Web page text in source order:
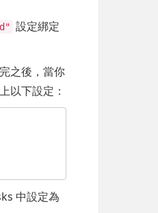
設定綁定
之後，當你
以下設定：
中設定為